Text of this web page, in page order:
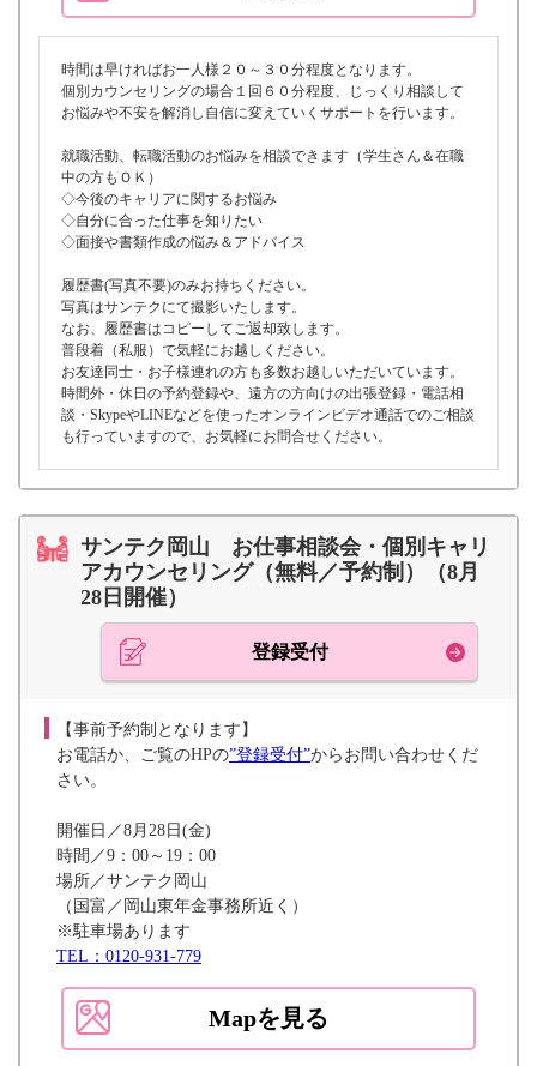
時間は早ければお一人様２０～３０分程度となります。
個別カウンセリングの場合１回６０分程度、じっくり相談して
お悩みや不安を解消し自信に変えていくサポートを行います。
就職活動、転職活動のお悩みを相談できます（学生さん＆在職
中の方もＯＫ）
◇今後のキャリアに関するお悩み
◇自分に合った仕事を知りたい
◇面接や書類作成の悩み＆アドバイス
履歴書(写真不要)のみお持ちください。
写真はサンテクにて撮影いたします。
なお、履歴書はコピーしてご返却致します。
普段着（私服）で気軽にお越しください。
お友達同士・お子様連れの方も多数お越しいただいています。
時間外・休日の予約登録や、遠方の方向けの出張登録・電話相
談・SkypeやLINEなどを使ったオンラインビデオ通話でのご相談
も行っていますので、お気軽にお問合せください。
サンテク岡山 お仕事相談会・個別キャリ
アカウンセリング（無料／予約制）（8月
28日開催）
登録受付
【事前予約制となります】
お電話か、ご覧のHPの”登録受付”からお問い合わせくだ
さい。
開催日／8月28日(金)
時間／9：00～19：00
場所／サンテク岡山
（国富／岡山東年金事務所近く）
※駐車場あります
TEL：0120-931-779
Mapを見る